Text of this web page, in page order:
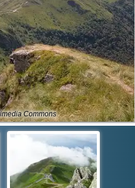
Commons